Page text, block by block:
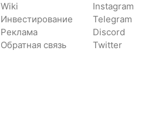
Wiki
Инвестирование
Реклама
Обратная связь
Instagram
Telegram
Discord
Twitter